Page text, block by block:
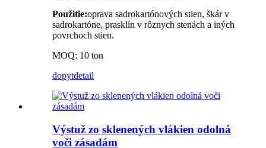
Použitie:oprava sadrokartónových stien, škár v
sadrokartóne, prasklín v rôznych stenách a iných
povrchoch stien.
MOQ: 10 ton
dopytdetail
Výstuž zo sklenených vlákien odolná
voči zásadám